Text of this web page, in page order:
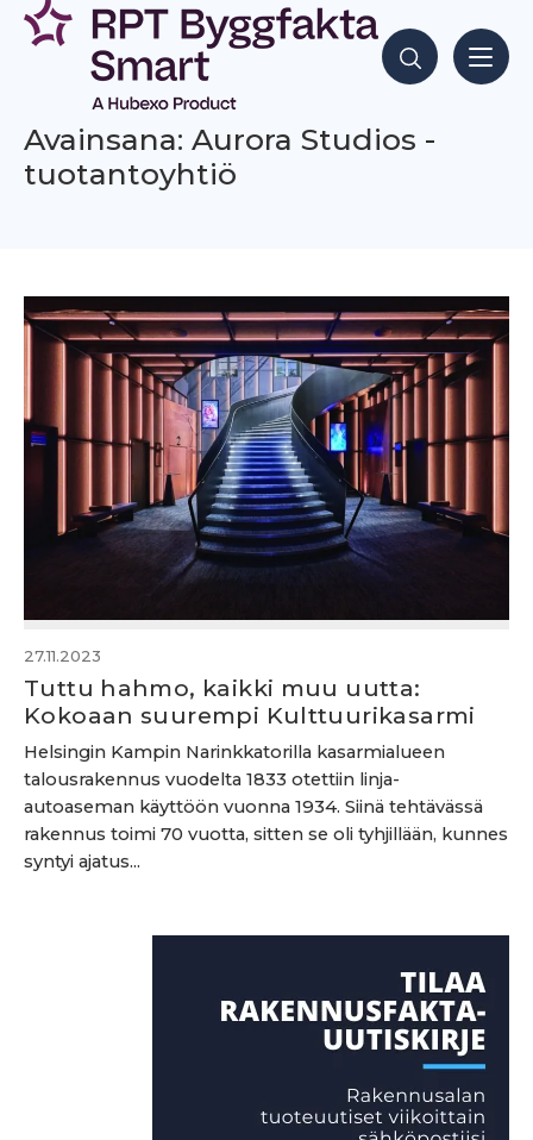
Siirry
sisältöön
Hae sisältöjä
Avainsana: Aurora Studios -
tuotantoyhtiö
27.11.2023
Tuttu hahmo, kaikki muu uutta:
Kokoaan suurempi Kulttuurikasarmi
Helsingin Kampin Narinkkatorilla kasarmialueen
talousrakennus vuodelta 1833 otettiin linja-
autoaseman käyttöön vuonna 1934. Siinä tehtävässä
rakennus toimi 70 vuotta, sitten se oli tyhjillään, kunnes
syntyi ajatus...